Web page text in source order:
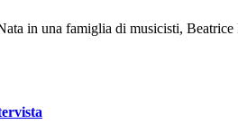
in una famiglia di musicisti, Beatrice